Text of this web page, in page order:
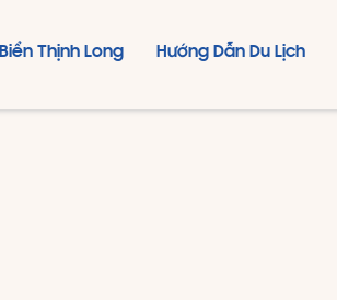
Biển Thịnh Long Hướng Dẫn Du Lịch